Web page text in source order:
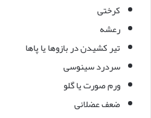
کرختی
رعشه
تیر کشیدن در بازوها یا پاها
سردرد سینوسی
ورم صورت یا گلو
ضعف عضلانی